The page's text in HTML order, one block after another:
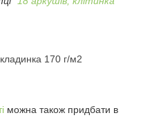
170 г/м2
можна також придбати в